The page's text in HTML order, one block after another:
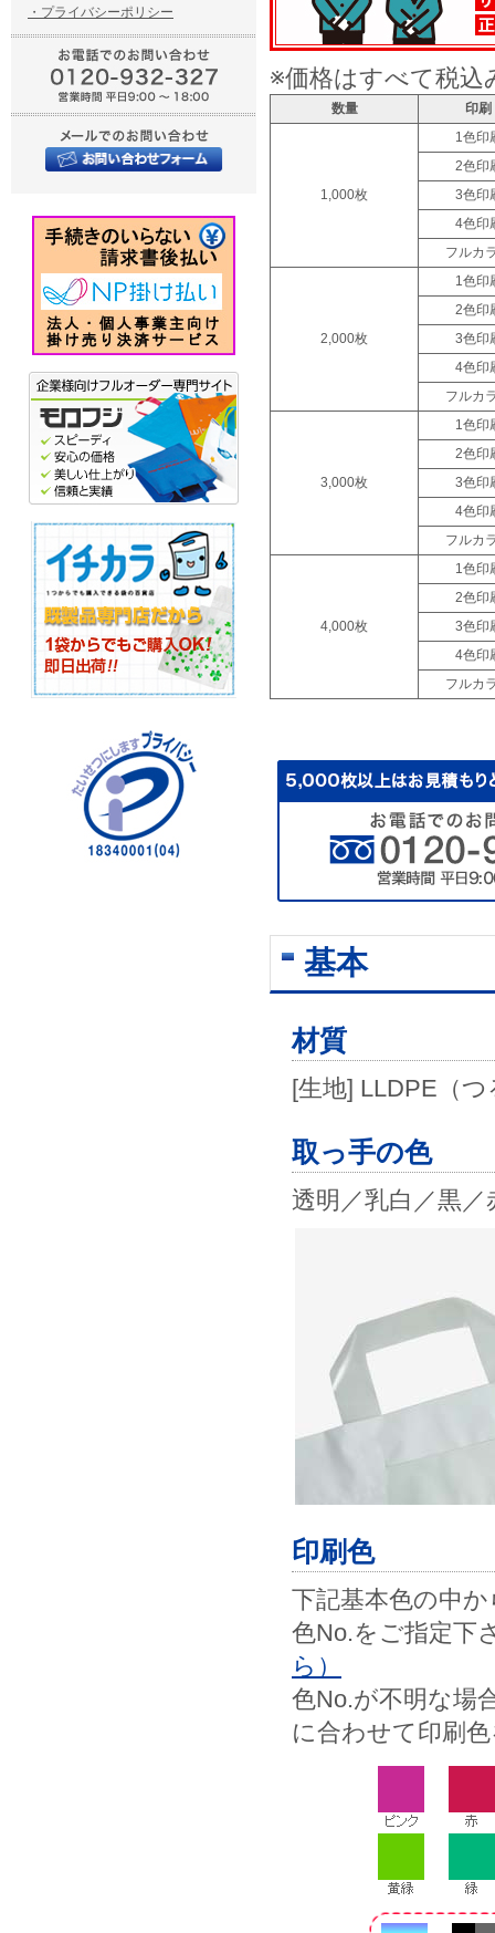
・プライバシーポリシー
※価格はすべて税込
数量 印刷
1,000枚
1色印
2色印
3色印
4色印
フルカ
2,000枚
1色印
2色印
3色印
4色印
フルカ
3,000枚
1色印
2色印
3色印
4色印
フルカ
4,000枚
1色印
2色印
3色印
4色印
フルカ
基本
材質
[生地] LLDPE（
取っ手の色
透明／乳白／黒
印刷色
下記基本色の中
色No.をご指定下
ら）
色No.が不明な場
に合わせて印刷